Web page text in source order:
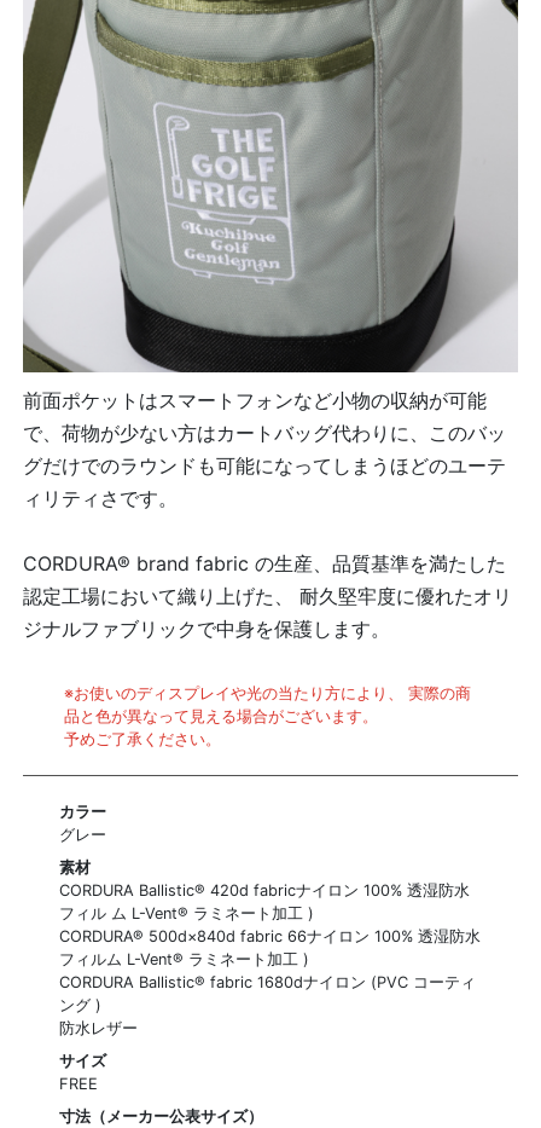
前面ポケットはスマートフォンなど小物の収納が可能
で、荷物が少ない方はカートバッグ代わりに、このバッ
グだけでのラウンドも可能になってしまうほどのユーテ
ィリティさです。
CORDURA® brand fabric の生産、品質基準を満たした
認定工場において織り上げた、 耐久堅牢度に優れたオリ
ジナルファブリックで中身を保護します。
※お使いのディスプレイや光の当たり方により、 実際の商
品と色が異なって見える場合がございます。
予めご了承ください。
カラー
グレー
素材
CORDURA Ballistic® 420d fabricナイロン 100% 透湿防水
フィル ム L-Vent® ラミネート加工 )
CORDURA® 500d×840d fabric 66ナイロン 100% 透湿防水
フィルム L-Vent® ラミネート加工 )
CORDURA Ballistic® fabric 1680dナイロン (PVC コーティ
ング )
防水レザー
サイズ
FREE
寸法（メーカー公表サイズ）